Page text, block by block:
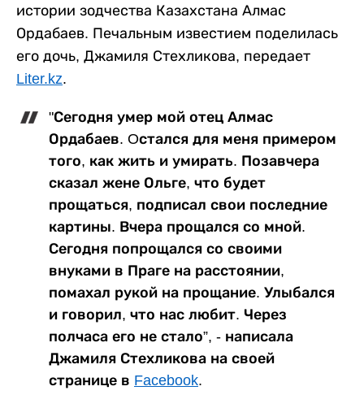
истории зодчества Казахстана Алмас
Ордабаев. Печальным известием поделилась
его дочь, Джамиля Стехликова, передает
Liter.kz.
"Сегодня умер мой отец Алмас
Ордабаев. Oстался для меня примером
того, как жить и умирать. Позавчера
сказал жене Ольге, что будет
прощаться, подписал свои последние
картины. Вчера прощался со мной.
Сегодня попрощался со своими
внуками в Праге на расстоянии,
помахал рукой на прощание. Улыбался
и говорил, что нас любит. Через
полчаса его не стало”, - написала
Джамиля Стехликова на своей
странице в Facebook.